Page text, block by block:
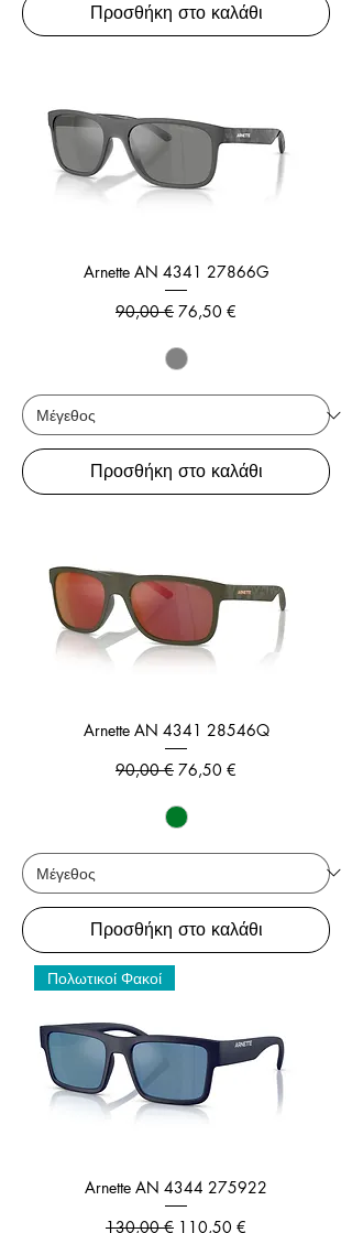
Προσθήκη στο καλάθι
Arnette AN 4341 27866G
Κανονική τιμή
90,00 € Τιμή Έκπτωσης
76,50 €
Προσθήκη στο καλάθι
Arnette AN 4341 28546Q
Κανονική τιμή
90,00 € Τιμή Έκπτωσης
76,50 €
Προσθήκη στο καλάθι
Πολωτικοί Φακοί
Arnette AN 4344 275922
Κανονική τιμή
130,00 € Τιμή Έκπτωσης
110,50 €